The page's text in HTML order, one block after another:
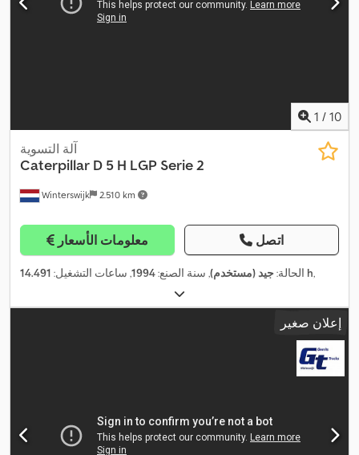
1 / 10
Winterswijk 2.510 km
آلة التسوية
Caterpillar D 5 H LGP Serie 2
معلومات الأسعار اتصل
الحالة:جيد (مستخدم), سنة الصنع:1994, ساعات التشغيل: 14.491 h,
إعلان صغير